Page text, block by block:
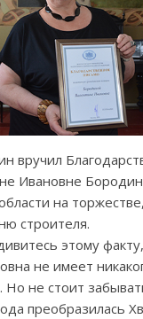
вручил
Ивановне
на торжестве,
строителя.
этому
не имеет
Но не стоит
преобразилась